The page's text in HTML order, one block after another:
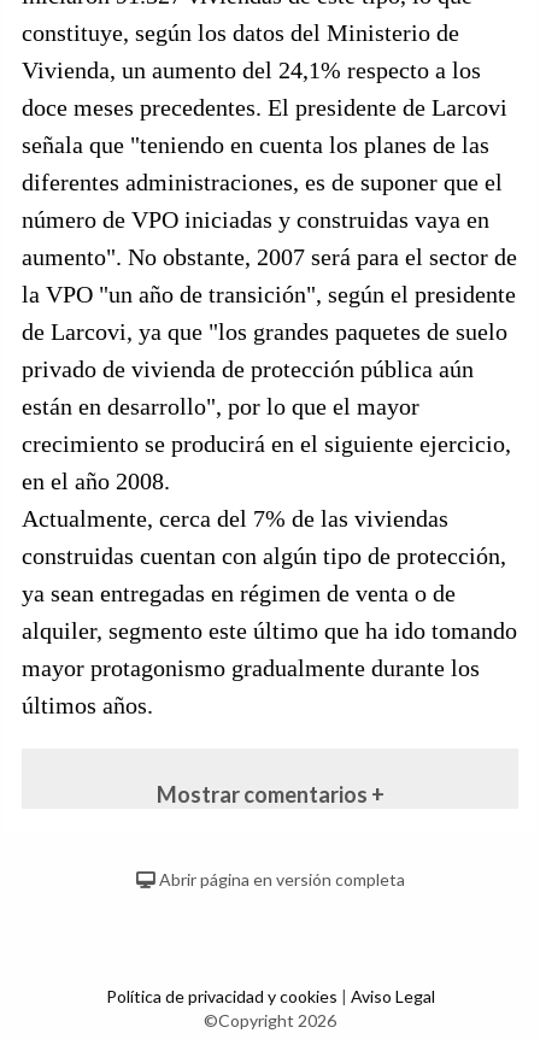
constituye, según los datos del Ministerio de
Vivienda, un aumento del 24,1% respecto a los
doce meses precedentes. El presidente de Larcovi
señala que "teniendo en cuenta los planes de las
diferentes administraciones, es de suponer que el
número de VPO iniciadas y construidas vaya en
aumento". No obstante, 2007 será para el sector de
la VPO "un año de transición", según el presidente
de Larcovi, ya que "los grandes paquetes de suelo
privado de vivienda de protección pública aún
están en desarrollo", por lo que el mayor
crecimiento se producirá en el siguiente ejercicio,
en el año 2008.
Actualmente, cerca del 7% de las viviendas
construidas cuentan con algún tipo de protección,
ya sean entregadas en régimen de venta o de
alquiler, segmento este último que ha ido tomando
mayor protagonismo gradualmente durante los
últimos años.
Mostrar comentarios +
Abrir página en versión completa
Política de privacidad y cookies | Aviso Legal
©Copyright 2026